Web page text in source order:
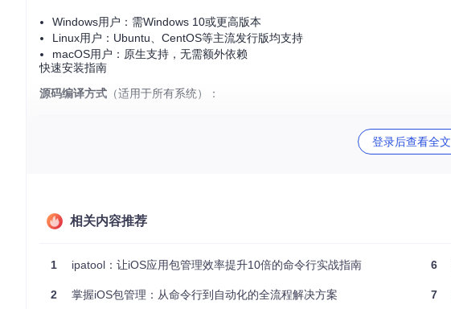
Windows用户：需Windows 10或更高版本
Linux用户：Ubuntu、CentOS等主流发行版均支持
macOS用户：原生支持，无需额外依赖
快速安装指南
源码编译方式 （适用于所有系统）：
登录后查看全文
相关内容推荐
1 ipatool：让iOS应用包管理效率提升10倍的命令行实战指南
2 掌握iOS包管理：从命令行到自动化的全流程解决方案
6
7